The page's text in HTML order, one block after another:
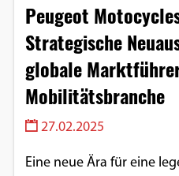
Peugeot
Strategische
globale
Mobilitätsbranche
27.02.2025
Eine neue Ära für eine